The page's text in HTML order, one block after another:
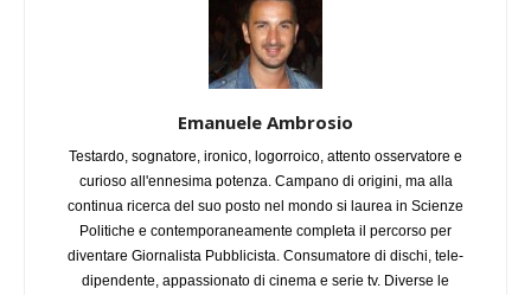
Emanuele Ambrosio
Testardo, sognatore, ironico, logorroico, attento osservatore e
curioso all'ennesima potenza. Campano di origini, ma alla
continua ricerca del suo posto nel mondo si laurea in Scienze
Politiche e contemporaneamente completa il percorso per
diventare Giornalista Pubblicista. Consumatore di dischi, tele-
dipendente, appassionato di cinema e serie tv. Diverse le